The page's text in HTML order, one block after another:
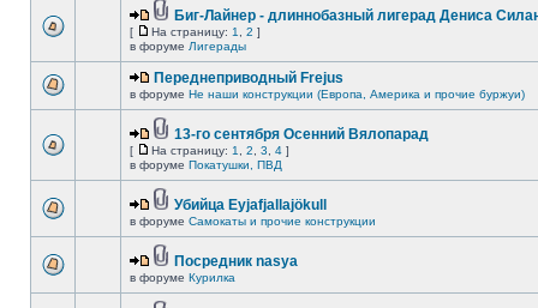
Биг-Лайнер - длиннобазный лигерад Дениса
[ На страницу: 1 2 ]
в форуме Лигерады
Переднеприводный Frejus
в форуме Не наши конструкции (Европа, Америка и прочие буржуи)
13-го сентября Осенний Вялопарад
[ На страницу: 1 2 3 4 ]
в форуме Покатушки, ПВД
Убийца Eyjafjallajökull
в форуме Самокаты и прочие конструкции
Посредник nasya
в форуме Курилка